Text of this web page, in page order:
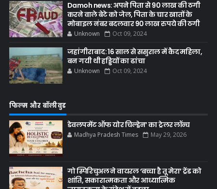
Damoh news: अपने पिता से 90 लाख की ठगी
करने वाले बेटे को जेल, पिता के चार खातों के
मोबाइल नंबर बदलवार 90 लाख रुपये की ठगी
Unknown Oct 09, 2024
जहांगीराबाद: 16 साल से ससुराल में कैद महिला,
बन गयी थी हड्डियों का ढांचा
Unknown Oct 09, 2024
फिल्म और बॉलीवुड
डेवलपमेंट ऑफ योर चिल्ड्रेन’ का ट्रेलर लॉन्च
Madhya Pradesh Times May 29, 2026
गो स्पिरिचुअल ने वायरल ‘बच्चा है तू मेरा’ ट्रेंड को
शांति, सकारात्मकता और आध्यात्मिक